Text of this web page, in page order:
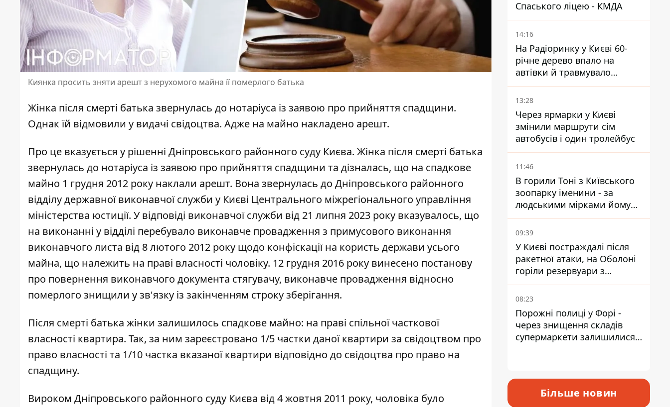
Киянка просить зняти арешт з нерухомого майна її померлого батька
Жінка після смерті батька звернулась до нотаріуса із заявою про прийняття спадщини.
Однак їй відмовили у видачі свідоцтва. Адже на майно накладено арешт.
Про це вказується у рішенні Дніпровського районного суду Києва. Жінка після смерті батька
звернулась до нотаріуса із заявою про прийняття спадщини та дізналась, що на спадкове
майно 1 грудня 2012 року наклали арешт. Вона звернулась до Дніпровського районного
відділу державної виконавчої служби у Києві Центрального міжрегіонального управління
міністерства юстиції. У відповіді виконавчої служби від 21 липня 2023 року вказувалось, що
на виконанні у відділі перебувало виконавче провадження з примусового виконання
виконавчого листа від 8 лютого 2012 року щодо конфіскації на користь держави усього
майна, що належить на праві власності чоловіку. 12 грудня 2016 року винесено постанову
про повернення виконавчого документа стягувачу, виконавче провадження відносно
померлого знищили у зв'язку із закінченням строку зберігання.
Після смерті батька жінки залишилось спадкове майно: на праві спільної часткової
власності квартира. Так, за ним зареєстровано 1/5 частки даної квартири за свідоцтвом про
право власності та 1/10 частка вказаної квартири відповідно до свідоцтва про право на
спадщину.
Вироком Дніпровського районного суду Києва від 4 жовтня 2011 року, чоловіка було
Спаського ліцею - КМДА
14:16
На Радіоринку у Києві 60-
річне дерево впало на
автівки й травмувало
людину - подробиці
13:28
Через ярмарки у Києві
змінили маршрути сім
автобусів і один тролейбус
11:46
В горили Тоні з Київського
зоопарку іменини - за
людськими мірками йому
вже понад 90 років
09:39
У Києві постраждалі після
ракетної атаки, на Оболоні
горіли резервуари з
паливом
08:23
Порожні полиці у Форі -
через знищення складів
супермаркети залишилися
Більше новин